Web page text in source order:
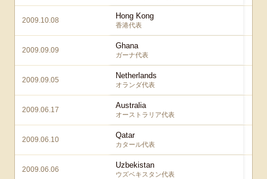
2009.10.08 Hong Kong
香港代表
2009.09.09 Ghana
ガーナ代表
2009.09.05 Netherlands
オランダ代表
2009.06.17 Australia
オーストラリア代表
2009.06.10 Qatar
カタール代表
2009.06.06 Uzbekistan
ウズベキスタン代表